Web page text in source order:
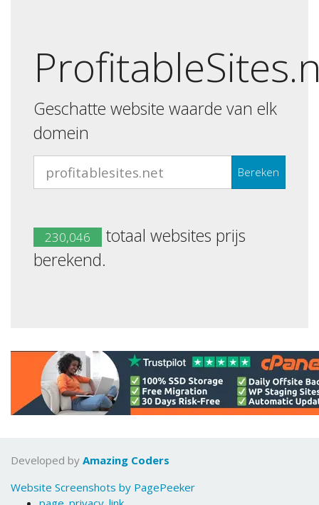
Geschatte website waarde van elk
domein
Bereken
230,046
totaal websites prijs
berekend.
Developed by Amazing Coders
Website Screenshots by PagePeeker